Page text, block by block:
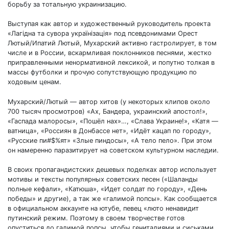
борьбу за тотальную украинизацию.
Выступая как автор и художественный руководитель проекта
«Лагідна та сувора українізація» под псевдонимами Орест
Лютый/Ипатий Лютый, Мухарский активно гастролирует, в том
числе и в России, вскармливая поклонников песнями, жестко
приправленными ненормативной лексикой, и попутно толкая в
массы футболки и прочую сопутствующую продукцию по
ходовым ценам.
Мухарский/Лютый — автор хитов (у некоторых клипов около
700 тысяч просмотров) «Ах, Бандера, украинский апостол!»,
«Гаспада малоросы», «Пошёл нах»…, «Слава Украине!», «Катя —
ватница», «Россиян в Донбассе нет», «Идёт кацап по городу»,
«Русские пи#$%ят» «Злые пиндосы», «А тело пело». При этом
он намеренно паразитирует на советском культурном наследии.
В своих пропагандистских дешевых поделках автор использует
мотивы и тексты популярных советских песен («Шаланды
полные кефали», «Катюша», «Идет солдат по городу», «День
победы» и другие), а так же «галимой попсы». Как сообщается
в официальном аккаунте на ютубе, певец «люто ненавидит
путинский режим. Поэтому в своем творчестве готов